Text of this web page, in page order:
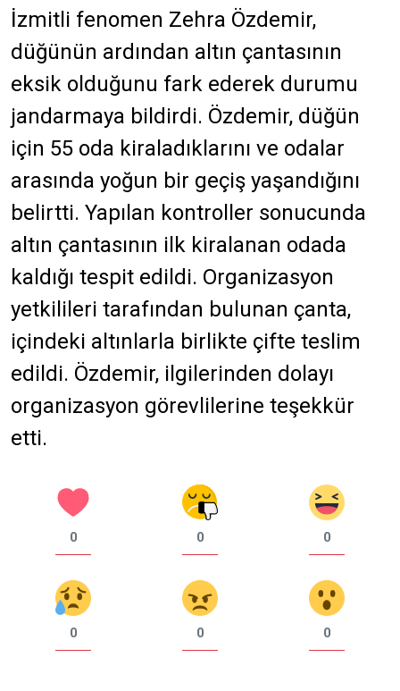
İzmitli fenomen Zehra Özdemir,
düğünün ardından altın çantasının
eksik olduğunu fark ederek durumu
jandarmaya bildirdi. Özdemir, düğün
için 55 oda kiraladıklarını ve odalar
arasında yoğun bir geçiş yaşandığını
belirtti. Yapılan kontroller sonucunda
altın çantasının ilk kiralanan odada
kaldığı tespit edildi. Organizasyon
yetkilileri tarafından bulunan çanta,
içindeki altınlarla birlikte çifte teslim
edildi. Özdemir, ilgilerinden dolayı
organizasyon görevlilerine teşekkür
etti.
0 0 0
0 0 0